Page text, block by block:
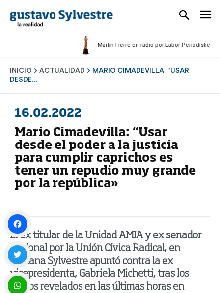
Martín Fierro en radio por Labor Periodística
INICIO ACTUALIDAD
MARIO CIMADEVILLA: “USAR
DESDE...
16.02.2022
Mario Cimadevilla: “Usar
desde el poder a la justicia
para cumplir caprichos es
tener un repudio muy grande
por la república»
El ex titular de la Unidad AMIA y ex senador
nacional por la Unión Cívica Radical, en
Mañana Sylvestre apuntó contra la ex
vicepresidenta, Gabriela Michetti, tras los
audios revelados en las últimas horas en
Facebook
Twitter